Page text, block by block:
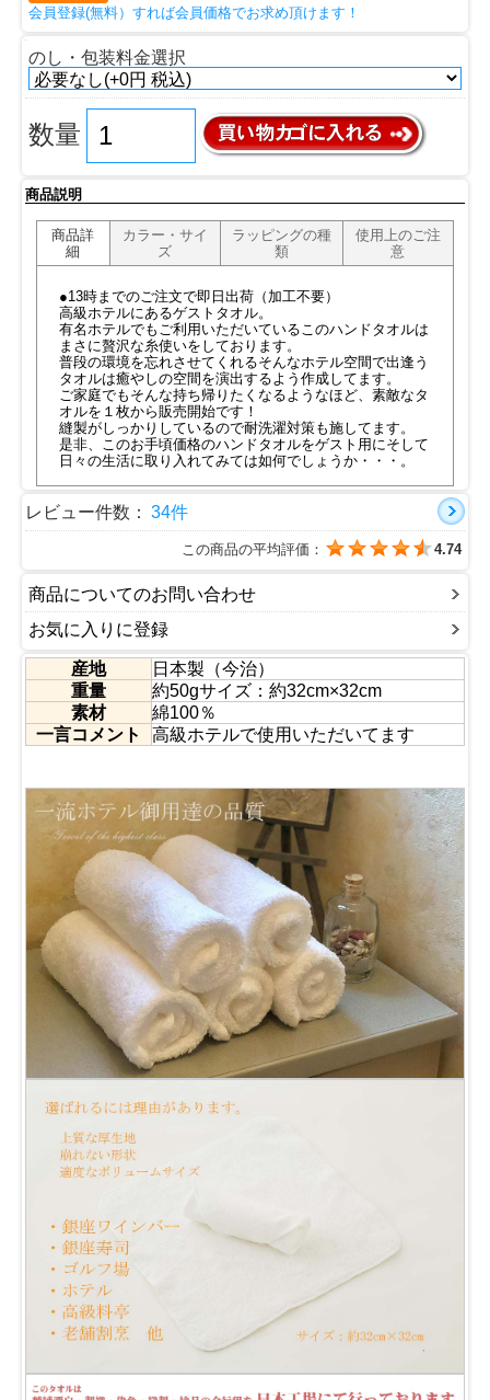
会員登録(無料）すれば会員価格でお求め頂けます！
のし・包装料金選択
数量
商品説明
商品詳
細
カラー・サイ
ズ
ラッピングの種
類
使用上のご注
意
●13時までのご注文で即日出荷（加工不要）
高級ホテルにあるゲストタオル。
有名ホテルでもご利用いただいているこのハンドタオルは
まさに贅沢な糸使いをしております。
普段の環境を忘れさせてくれるそんなホテル空間で出逢う
タオルは癒やしの空間を演出するよう作成してます。
ご家庭でもそんな持ち帰りたくなるようなほど、素敵なタ
オルを１枚から販売開始です！
縫製がしっかりしているので耐洗濯対策も施してます。
是非、このお手頃価格のハンドタオルをゲスト用にそして
日々の生活に取り入れてみては如何でしょうか・・・。
レビュー件数： 34件
この商品の平均評価： 4.74
商品についてのお問い合わせ
お気に入りに登録
産地
日本製（今治）
重量
約50gサイズ：約32cm×32cm
素材
綿100％
一言コメント
高級ホテルで使用いただいてます